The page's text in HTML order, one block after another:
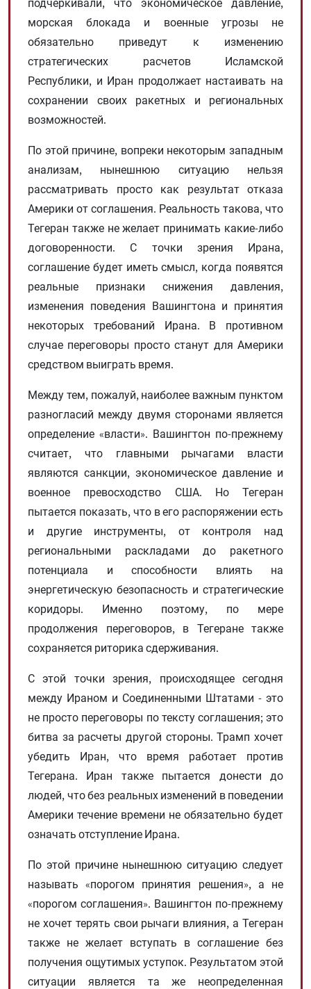
подчеркивали, что экономическое давление,
морская блокада и военные угрозы не
обязательно приведут к изменению
стратегических расчетов Исламской
Республики, и Иран продолжает настаивать на
сохранении своих ракетных и региональных
возможностей.
По этой причине, вопреки некоторым западным
анализам, нынешнюю ситуацию нельзя
рассматривать просто как результат отказа
Америки от соглашения. Реальность такова, что
Тегеран также не желает принимать какие-либо
договоренности. С точки зрения Ирана,
соглашение будет иметь смысл, когда появятся
реальные признаки снижения давления,
изменения поведения Вашингтона и принятия
некоторых требований Ирана. В противном
случае переговоры просто станут для Америки
средством выиграть время.
Между тем, пожалуй, наиболее важным пунктом
разногласий между двумя сторонами является
определение «власти». Вашингтон по-прежнему
считает, что главными рычагами власти
являются санкции, экономическое давление и
военное превосходство США. Но Тегеран
пытается показать, что в его распоряжении есть
и другие инструменты, от контроля над
региональными раскладами до ракетного
потенциала и способности влиять на
энергетическую безопасность и стратегические
коридоры. Именно поэтому, по мере
продолжения переговоров, в Тегеране также
сохраняется риторика сдерживания.
С этой точки зрения, происходящее сегодня
между Ираном и Соединенными Штатами - это
не просто переговоры по тексту соглашения; это
битва за расчеты другой стороны. Трамп хочет
убедить Иран, что время работает против
Тегерана. Иран также пытается донести до
людей, что без реальных изменений в поведении
Америки течение времени не обязательно будет
означать отступление Ирана.
По этой причине нынешнюю ситуацию следует
называть «порогом принятия решения», а не
«порогом соглашения». Вашингтон по-прежнему
не хочет терять свои рычаги влияния, а Тегеран
также не желает вступать в соглашение без
получения ощутимых уступок. Результатом этой
ситуации является та же неопределенная